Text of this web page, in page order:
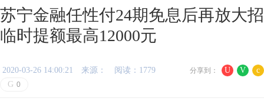
苏宁金融任性付24期免息后再放大招
临时提额最高12000元
U V c
分享到：
2020-03-26 14:00:21 来源：
阅读：1779
G 0